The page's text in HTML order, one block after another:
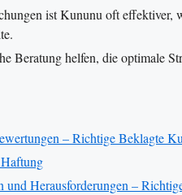
ist Kununu oft effektiver,
Beratung helfen, die optimale
– Richtige Beklagte
Herausforderungen –